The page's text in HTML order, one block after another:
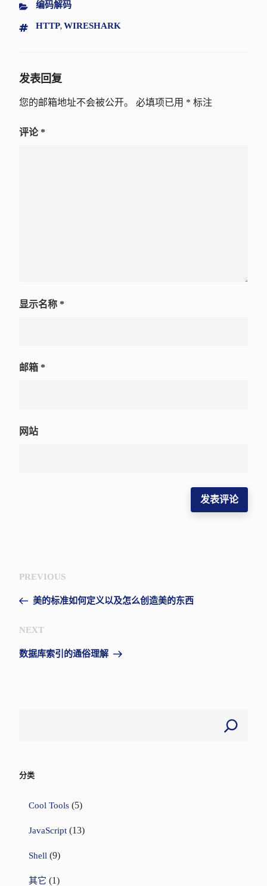
CATEGORIES
编码解码
TAGS
HTTP, WIRESHARK
发表回复
您的邮箱地址不会被公开。 必填项已用 * 标注
评论 *
显示名称 *
邮箱 *
网站
导
Previous
PREVIOUS
美的标准如何定义以及怎么创造美的东西
Next
NEXT
数据库索引的通俗理解
分类
Cool Tools (5)
JavaScript (13)
Shell (9)
其它 (1)